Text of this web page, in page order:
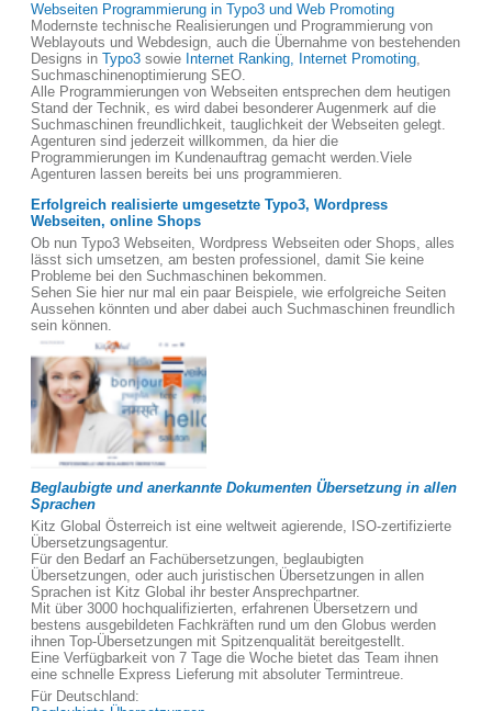
Webseiten Programmierung in Typo3 und Web Promoting
Modernste technische Realisierungen und Programmierung von
Weblayouts und Webdesign, auch die Übernahme von bestehenden
Designs in Typo3 sowie Internet Ranking, Internet Promoting,
Suchmaschinenoptimierung SEO.
Alle Programmierungen von Webseiten entsprechen dem heutigen
Stand der Technik, es wird dabei besonderer Augenmerk auf die
Suchmaschinen freundlichkeit, tauglichkeit der Webseiten gelegt.
Agenturen sind jederzeit willkommen, da hier die
Programmierungen im Kundenauftrag gemacht werden.Viele
Agenturen lassen bereits bei uns programmieren.
Erfolgreich realisierte umgesetzte Typo3, Wordpress
Webseiten, online Shops
Ob nun Typo3 Webseiten, Wordpress Webseiten oder Shops, alles
lässt sich umsetzen, am besten professionel, damit Sie keine
Probleme bei den Suchmaschinen bekommen.
Sehen Sie hier nur mal ein paar Beispiele, wie erfolgreiche Seiten
Aussehen könnten und aber dabei auch Suchmaschinen freundlich
sein können.
Beglaubigte und anerkannte Dokumenten Übersetzung in allen
Sprachen
Kitz Global Österreich ist eine weltweit agierende, ISO-zertifizierte
Übersetzungsagentur.
Für den Bedarf an Fachübersetzungen, beglaubigten
Übersetzungen, oder auch juristischen Übersetzungen in allen
Sprachen ist Kitz Global ihr bester Ansprechpartner.
Mit über 3000 hochqualifizierten, erfahrenen Übersetzern und
bestens ausgebildeten Fachkräften rund um den Globus werden
ihnen Top-Übersetzungen mit Spitzenqualität bereitgestellt.
Eine Verfügbarkeit von 7 Tage die Woche bietet das Team ihnen
eine schnelle Express Lieferung mit absoluter Termintreue.
Für Deutschland: